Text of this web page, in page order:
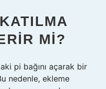
MI?
pi bağını açarak bir
nedenle, ekleme